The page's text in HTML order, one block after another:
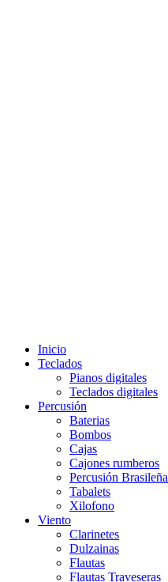
Inicio
Teclados
Pianos digitales
Teclados digitales
Percusión
Baterias
Bombos
Cajas
Cajones rumberos
Percusión Brasileña
Tabalets
Xilofono
Viento
Clarinetes
Dulzainas
Flautas
Flautas Traveseras